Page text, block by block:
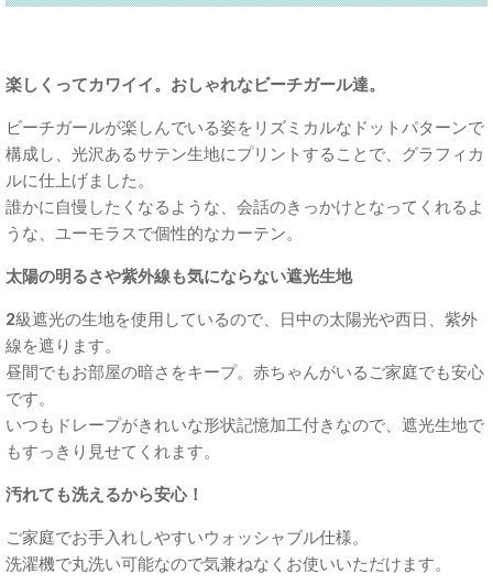
楽しくってカワイイ。おしゃれなビーチガール達。
ビーチガールが楽しんでいる姿をリズミカルなドットパターンで
構成し、光沢あるサテン生地にプリントすることで、グラフィカ
ルに仕上げました。
誰かに自慢したくなるような、会話のきっかけとなってくれるよ
うな、ユーモラスで個性的なカーテン。
太陽の明るさや紫外線も気にならない遮光生地
2級遮光の生地を使用しているので、日中の太陽光や西日、紫外
線を遮ります。
昼間でもお部屋の暗さをキープ。赤ちゃんがいるご家庭でも安心
です。
いつもドレープがきれいな形状記憶加工付きなので、遮光生地で
もすっきり見せてくれます。
汚れても洗えるから安心！
ご家庭でお手入れしやすいウォッシャブル仕様。
洗濯機で丸洗い可能なので気兼ねなくお使いいただけます。